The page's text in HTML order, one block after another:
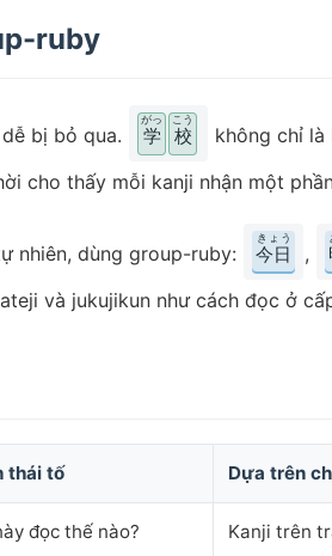
ruby
bị bỏ qua. 学
がっ
校
こう
không chỉ là
cho thấy mỗi kanji nhận một
nhiên, dùng group-ruby: 今日
きょう
,
và jukujikun như cách đọc ở
thái tố Dựa trên
đọc thế nào? Kanji trên